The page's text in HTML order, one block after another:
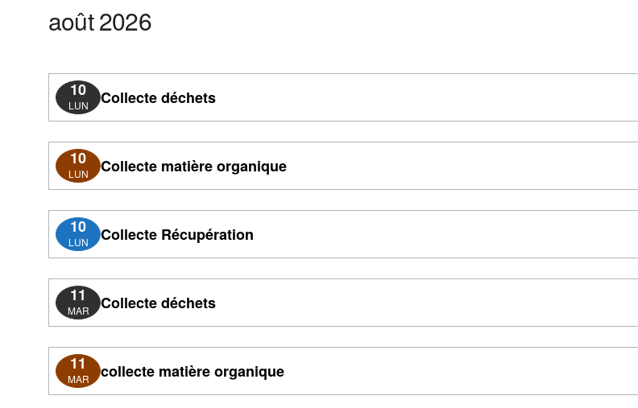
août 2026
10
LUN Collecte déchets
10
LUN Collecte matière organique
10
LUN Collecte Récupération
11
MAR Collecte déchets
11
MAR collecte matière organique